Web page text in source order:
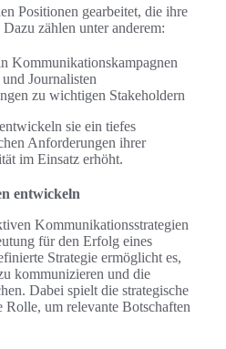
Positionen gearbeitet, die ihre
zählen unter anderem:
Kommunikationskampagnen
Journalisten
zu wichtigen Stakeholdern
sie ein tiefes
Anforderungen ihrer
im Einsatz erhöht.
entwickeln
Kommunikationsstrategien
für den Erfolg eines
Strategie ermöglicht es,
kommunizieren und die
Dabei spielt die strategische
Rolle, um relevante Botschaften